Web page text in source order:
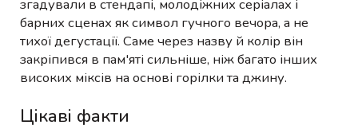
згадували в стендапі, молодіжних серіалах і
барних сценах як символ гучного вечора, а не
тихої дегустації. Саме через назву й колір він
закріпився в пам'яті сильніше, ніж багато інших
високих міксів на основі горілки та джину.
Цікаві факти